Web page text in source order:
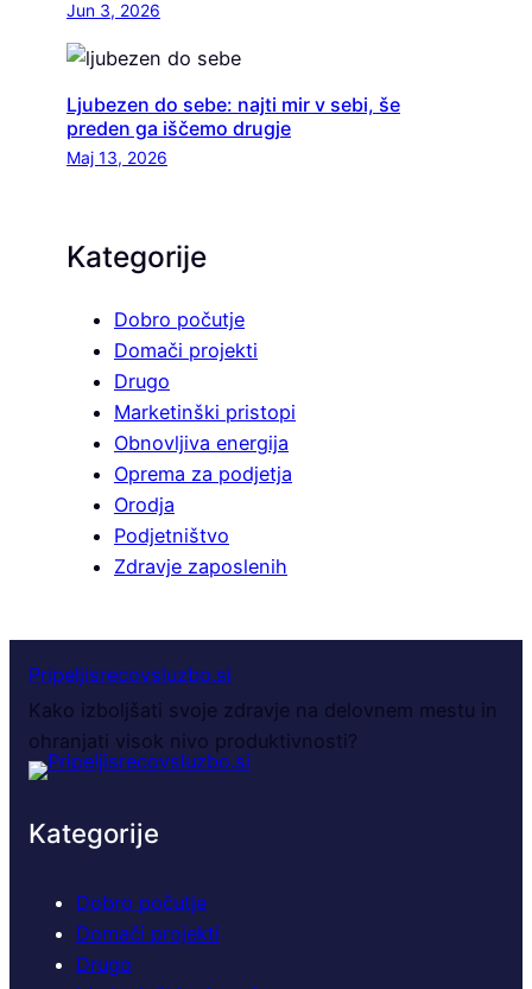
Jun 3, 2026
Ljubezen do sebe: najti mir v sebi, še
preden ga iščemo drugje
Maj 13, 2026
Kategorije
Dobro počutje
Domači projekti
Drugo
Marketinški pristopi
Obnovljiva energija
Oprema za podjetja
Orodja
Podjetništvo
Zdravje zaposlenih
Pripeljisrecovsluzbo.si
Kako izboljšati svoje zdravje na delovnem mestu in
ohranjati visok nivo produktivnosti?
Kategorije
Dobro počutje
Domači projekti
Drugo